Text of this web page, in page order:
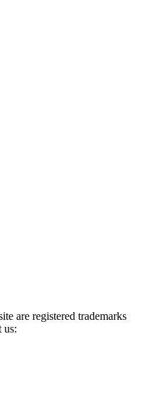
are registered trademarks
us: